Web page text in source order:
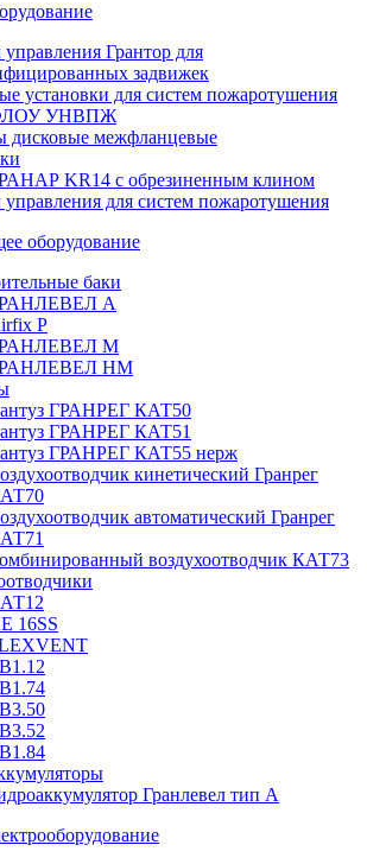
Грантор для
задвижек
установки для систем пожаротушения
УНВПЖ
дисковые межфланцевые
KR14 с обрезиненным клином
для систем пожаротушения
оборудование
баки
А
P
М
НМ
ГРАНРЕГ КАТ50
ГРАНРЕГ КАТ51
ГРАНРЕГ КАТ55 нерж
кинетический Гранрег
автоматический Гранрег
воздухоотводчик КАТ73
16SS
Гранлевел тип А